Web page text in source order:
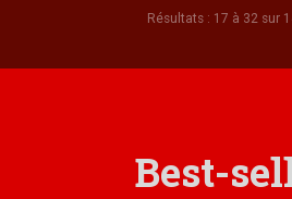
Résultats : 17 à 32 sur
Best-